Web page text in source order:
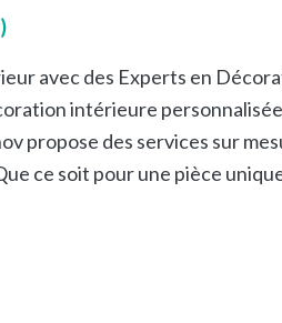
avec des Experts en
intérieure
propose des services sur
ce soit pour une pièce